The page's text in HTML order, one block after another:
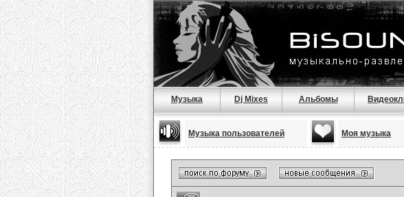
Музыка Dj Mixes Альбомы
Музыка пользователей Моя музыка